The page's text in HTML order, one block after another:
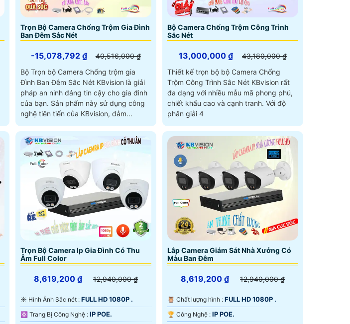
Trọn Bộ Camera Chống Trộm Gia Đình
Ban Đêm Sắc Nét
-15,078,792 ₫
40,516,000 ₫
Bộ Trọn bộ Camera Chống trộm gia
Đình Ban Đêm Sắc Nét KBvision là giải
pháp an ninh đáng tin cậy cho gia đình
của bạn. Sản phẩm này sử dụng công
nghệ tiên tiến của KBvision, đảm...
Bộ Camera Chống Trộm Công Trình
Sắc Nét
13,000,000 ₫
43,180,000 ₫
Thiết kế trọn bộ bộ Camera Chống
Trộm Công Trình Sắc Nét KBvision rất
đa dạng với nhiều mẫu mã phong phú,
chiết khấu cao và cạnh tranh. Với độ
phân giải 4
Trọn Bộ Camera Ip Gia Đình Có Thu
Âm Full Color
8,619,200 ₫ 12,940,000 ₫
☀️ Hình Ảnh Sắc nét : FULL HD 1080P .
⚛️ Trang Bị Công Nghệ : IP POE.
Lắp Camera Giám Sát Nhà Xưởng Có
Màu Ban Đêm
8,619,200 ₫ 12,940,000 ₫
🦉 Chất lượng hình : FULL HD 1080P .
🏆 Công Nghệ : IP POE.